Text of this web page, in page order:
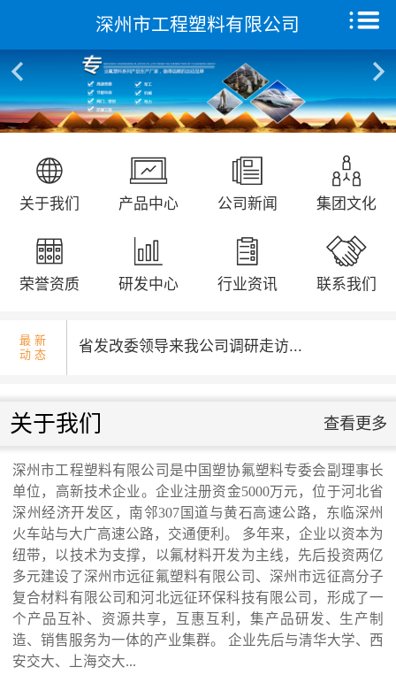
深州市工程塑料有限公司
关于我们 产品中心 公司新闻 集团文化
荣誉资质 研发中心 行业资讯 联系我们
最 新
动 态
核酸检测演练...
国庆升旗仪式...
省发改委领导来我公司调研走访...
交通运输行业标准《桥梁支座用高分子材料
滑板》 送审稿审查会在京召开...
河北省科学院与远征环保科技有限公司能源
关于我们 查看更多
深州市工程塑料有限公司是中国塑协氟塑料专委会副理事长
单位，高新技术企业。企业注册资金5000万元，位于河北省
深州经济开发区，南邻307国道与黄石高速公路，东临深州
火车站与大广高速公路，交通便利。 多年来，企业以资本为
纽带，以技术为支撑，以氟材料开发为主线，先后投资两亿
多元建设了深州市远征氟塑料有限公司、深州市远征高分子
复合材料有限公司和河北远征环保科技有限公司，形成了一
个产品互补、资源共享，互惠互利，集产品研发、生产制
造、销售服务为一体的产业集群。 企业先后与清华大学、西
安交大、上海交大...
首页
关于我们
产品中心
远征研发中心
集团文化
新闻动态